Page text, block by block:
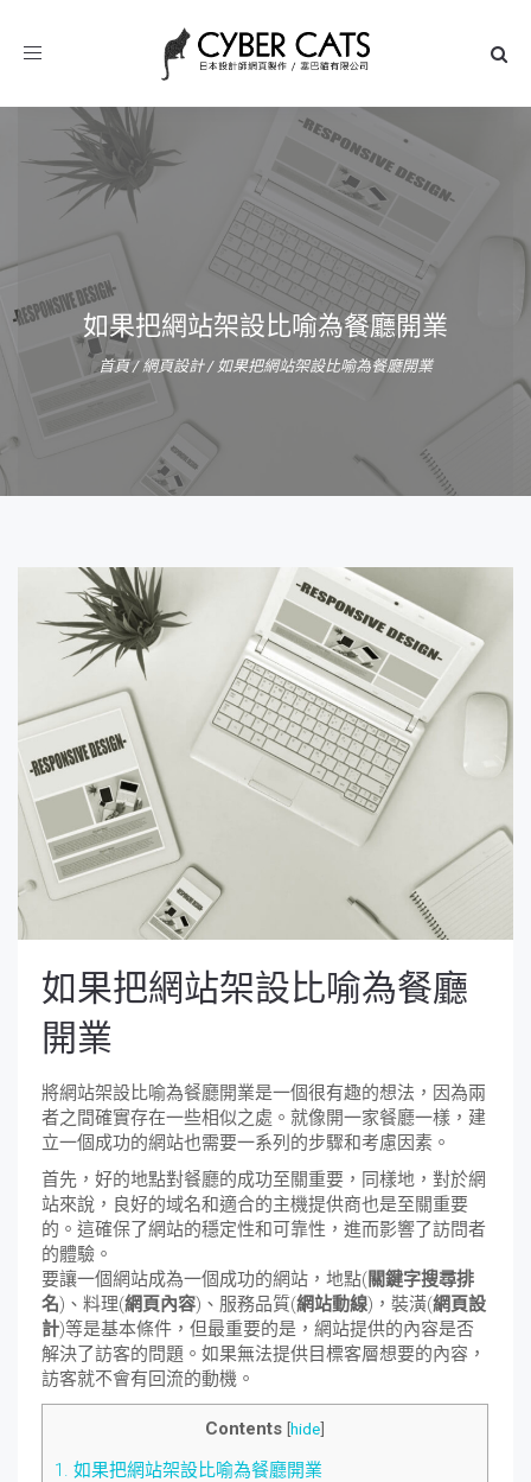
Toggle
如果把網站架設比喻為餐廳開業
首頁/ 網頁設計/ 如果把網站架設比喻為餐廳開業
如果把網站架設比喻為餐廳
開業
將網站架設比喻為餐廳開業是一個很有趣的想法，因為兩
者之間確實存在一些相似之處。就像開一家餐廳一樣，建
立一個成功的網站也需要一系列的步驟和考慮因素。
首先，好的地點對餐廳的成功至關重要，同樣地，對於網
站來說，良好的域名和適合的主機提供商也是至關重要
的。這確保了網站的穩定性和可靠性，進而影響了訪問者
的體驗。
要讓一個網站成為一個成功的網站，地點(關鍵字搜尋排
名)、料理(網頁內容)、服務品質(網站動線)，裝潢(網頁設
計)等是基本條件，但最重要的是，網站提供的內容是否
解決了訪客的問題。如果無法提供目標客層想要的內容，
訪客就不會有回流的動機。
Contents [hide]
1. 如果把網站架設比喻為餐廳開業